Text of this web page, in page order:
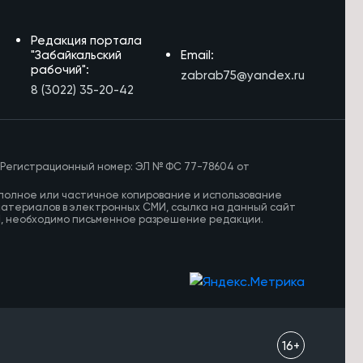
Редакция портала
"Забайкальский
рабочий":
8 (3022) 35-20-42
Email:
zabrab75@yandex.ru
Регистрационный номер: ЭЛ № ФС 77-78604 от
или частичное копирование и использование
в электронных СМИ, ссылка на данный сайт
необходимо письменное разрешение редакции.
16+